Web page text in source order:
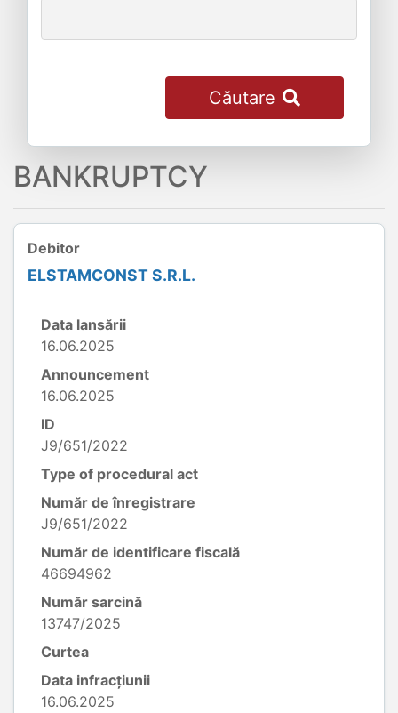
Căutare
BANKRUPTCY
Debitor
ELSTAMCONST S.R.L.
Data lansării
16.06.2025
Announcement
16.06.2025
ID
J9/651/2022
Type of procedural act
Număr de înregistrare
J9/651/2022
Număr de identificare fiscală
46694962
Număr sarcină
13747/2025
Curtea
Data infracțiunii
16.06.2025